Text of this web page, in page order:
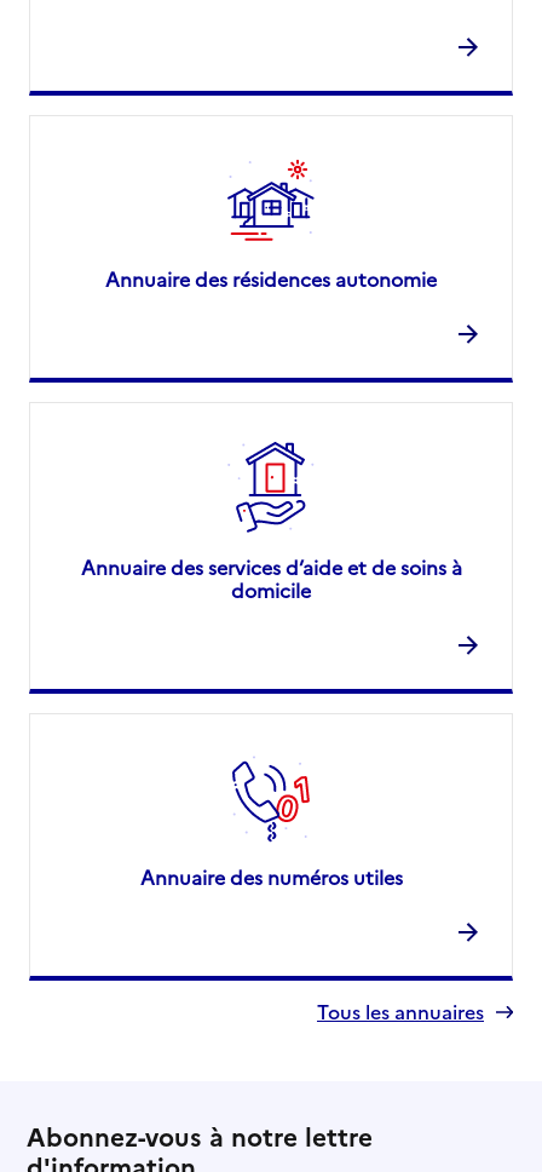
Annuaire des résidences autonomie
Annuaire des services d’aide et de soins à
domicile
Annuaire des numéros utiles
Tous les annuaires
Abonnez-vous à notre lettre